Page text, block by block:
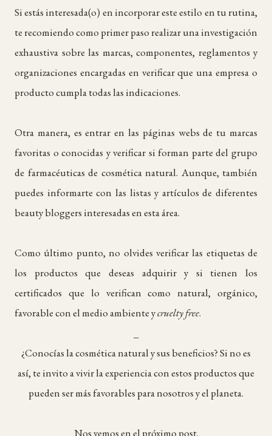
Si estás interesada(o) en incorporar este estilo en tu rutina,
te recomiendo como primer paso realizar una investigación
exhaustiva sobre las marcas, componentes, reglamentos y
organizaciones encargadas en verificar que una empresa o
producto cumpla todas las indicaciones.
Otra manera, es entrar en las páginas webs de tu marcas
favoritas o conocidas y verificar si forman parte del grupo
de farmacéuticas de cosmética natural. Aunque, también
puedes informarte con las listas y artículos de diferentes
beauty bloggers interesadas en esta área.
Como último punto, no olvides verificar las etiquetas de
los productos que deseas adquirir y si tienen los
certificados que lo verifican como natural, orgánico,
favorable con el medio ambiente ycruelty free.
¿Conocías la cosmética natural y sus beneficios? Si no es
así, te invito a vivir la experiencia con estos productos que
pueden ser más favorables para nosotros y el planeta.
Nos vemos en el próximo post.